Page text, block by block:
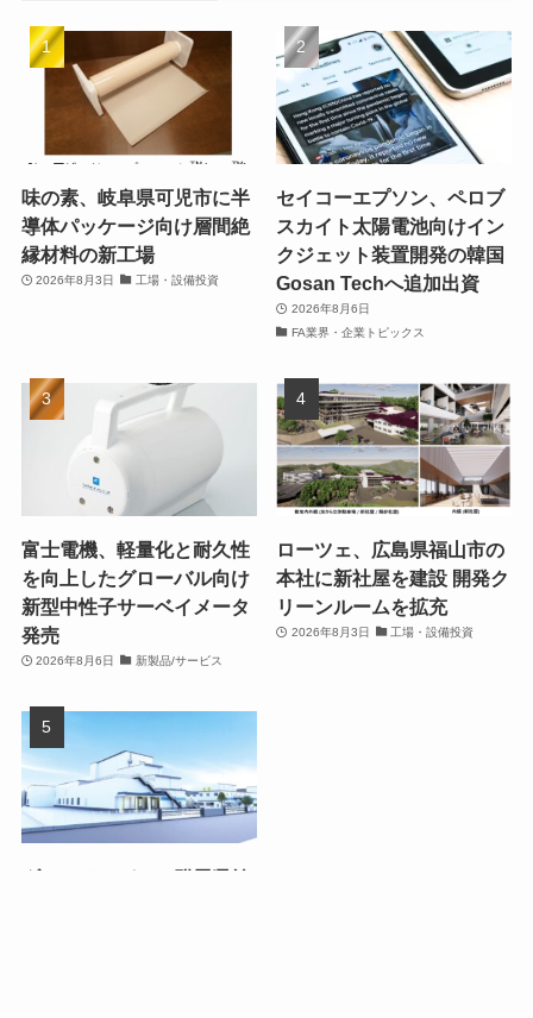
味の素、岐阜県可児市に半
導体パッケージ向け層間絶
縁材料の新工場
2026年8月3日 工場・設備投資
セイコーエプソン、ペロブ
スカイト太陽電池向けイン
クジェット装置開発の韓国
Gosan Techへ追加出資
2026年8月6日
FA業界・企業トピックス
富士電機、軽量化と耐久性
を向上したグローバル向け
新型中性子サーベイメータ
発売
2026年8月6日 新製品/サービス
ローツェ、広島県福山市の
本社に新社屋を建設 開発ク
リーンルームを拡充
2026年8月3日 工場・設備投資
ダノンジャパン、群馬県館